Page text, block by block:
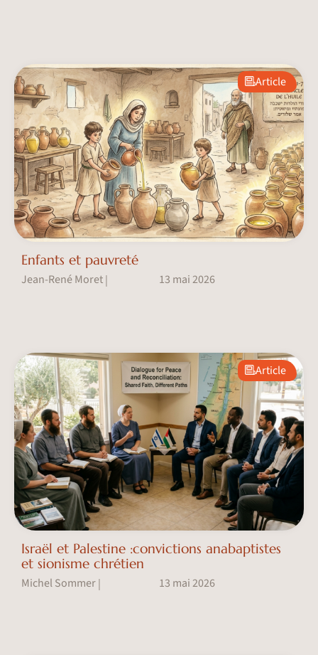
Article
Enfants et pauvreté
Jean-René Moret| 13 mai 2026
Article
Israël et Palestine :convictions anabaptistes
et sionisme chrétien
Michel Sommer| 13 mai 2026